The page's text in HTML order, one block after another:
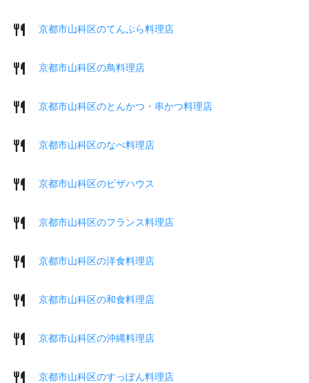
京都市山科区のてんぷら料理店
京都市山科区の鳥料理店
京都市山科区のとんかつ・串かつ料理店
京都市山科区のなべ料理店
京都市山科区のピザハウス
京都市山科区のフランス料理店
京都市山科区の洋食料理店
京都市山科区の和食料理店
京都市山科区の沖縄料理店
京都市山科区のすっぽん料理店